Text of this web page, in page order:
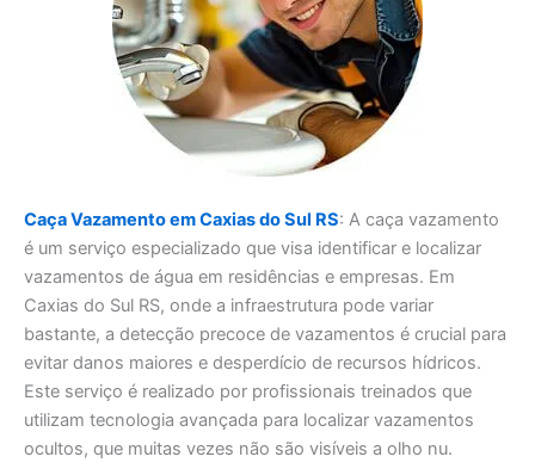
Caça Vazamento em Caxias do Sul RS: A caça vazamento
é um serviço especializado que visa identificar e localizar
vazamentos de água em residências e empresas. Em
Caxias do Sul RS, onde a infraestrutura pode variar
bastante, a detecção precoce de vazamentos é crucial para
evitar danos maiores e desperdício de recursos hídricos.
Este serviço é realizado por profissionais treinados que
utilizam tecnologia avançada para localizar vazamentos
ocultos, que muitas vezes não são visíveis a olho nu.